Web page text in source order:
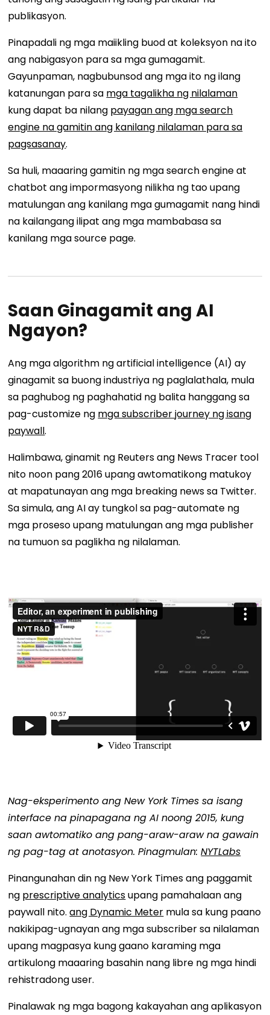
publikasyon.
Pinapadali ng mga maiikling buod at koleksyon na ito
ang nabigasyon para sa mga gumagamit.
Gayunpaman, nagbubunsod ang mga ito ng ilang
katanungan para sa mga tagalikha ng nilalaman
kung dapat ba nilang payagan ang mga search
engine na gamitin ang kanilang nilalaman para sa
pagsasanay.
Sa huli, maaaring gamitin ng mga search engine at
chatbot ang impormasyong nilikha ng tao upang
matulungan ang kanilang mga gumagamit nang hindi
na kailangang ilipat ang mga mambabasa sa
kanilang mga source page.
Saan Ginagamit ang AI
Ngayon?
Ang mga algorithm ng artificial intelligence (AI) ay
ginagamit sa buong industriya ng paglalathala, mula
sa paghubog ng paghahatid ng balita hanggang sa
pag-customize ng mga subscriber journey ng isang
paywall.
Halimbawa, ginamit ng Reuters ang News Tracer tool
nito noon pang 2016 upang awtomatikong matukoy
at mapatunayan ang mga breaking news sa Twitter.
Sa simula, ang AI ay tungkol sa pag-automate ng
mga proseso upang matulungan ang mga publisher
na tumuon sa paglikha ng nilalaman.
Nag-eksperimento ang New York Times sa isang
interface na pinapagana ng AI noong 2015, kung
saan awtomatiko ang pang-araw-araw na gawain
ng pag-tag at anotasyon. Pinagmulan:NYTLabs
Pinangunahan din ng New York Times ang paggamit
ng prescriptive analyticsupang pamahalaan ang
paywall nito.ang Dynamic Meter mula sa kung paano
nakikipag-ugnayan ang mga subscriber sa nilalaman
upang magpasya kung gaano karaming mga
artikulong maaaring basahin nang libre ng mga hindi
rehistradong user.
Pinalawak ng mga bagong kakayahan ang aplikasyon